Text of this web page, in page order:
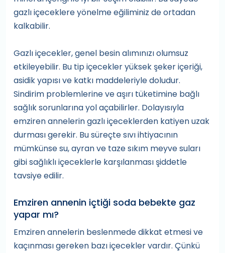
gazlı içeceklere yönelme eğiliminiz de ortadan
kalkabilir.
Gazlı içecekler, genel besin alımınızı olumsuz
etkileyebilir. Bu tip içecekler yüksek şeker içeriği,
asidik yapısı ve katkı maddeleriyle doludur.
Sindirim problemlerine ve aşırı tüketimine bağlı
sağlık sorunlarına yol açabilirler. Dolayısıyla
emziren annelerin gazlı içeceklerden katiyen uzak
durması gerekir. Bu süreçte sıvı ihtiyacının
mümkünse su, ayran ve taze sıkım meyve suları
gibi sağlıklı içeceklerle karşılanması şiddetle
tavsiye edilir.
Emziren annenin içtiği soda bebekte gaz
yapar mı?
Emziren annelerin beslenmede dikkat etmesi ve
kaçınması gereken bazı içecekler vardır. Çünkü